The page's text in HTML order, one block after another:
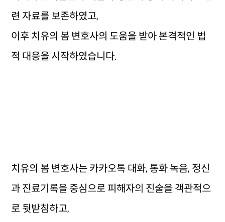
련 자료를 보존하였고,
이후 치유의 봄 변호사의 도움을 받아 본격적인 법
적 대응을 시작하였습니다.
치유의 봄 변호사는 카카오톡 대화, 통화 녹음, 정신
과 진료기록을 중심으로 피해자의 진술을 객관적으
로 뒷받침하고,